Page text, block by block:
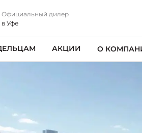
Официальный дилер
в Уфе
АКЦИИ О